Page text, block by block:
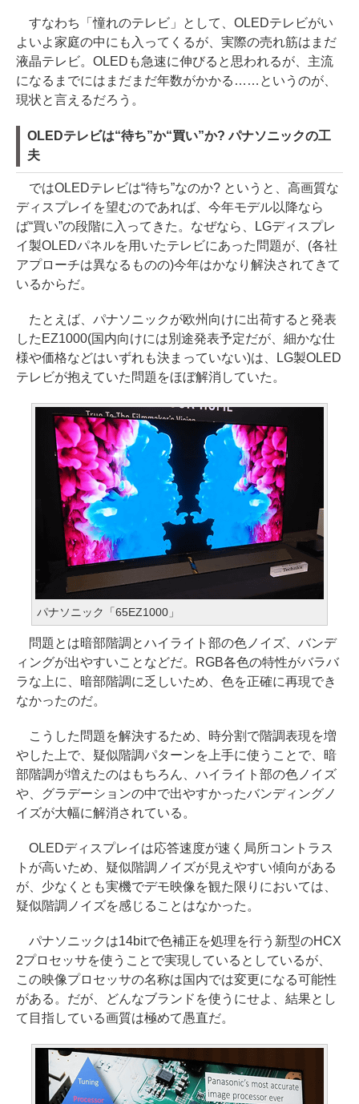
すなわち「憧れのテレビ」として、OLEDテレビがい
よいよ家庭の中にも入ってくるが、実際の売れ筋はまだ
液晶テレビ。OLEDも急速に伸びると思われるが、主流
になるまでにはまだまだ年数がかかる……というのが、
現状と言えるだろう。
OLEDテレビは“待ち”か“買い”か? パナソニックの工
夫
ではOLEDテレビは“待ち”なのか? というと、高画質な
ディスプレイを望むのであれば、今年モデル以降なら
ば“買い”の段階に入ってきた。なぜなら、LGディスプレ
イ製OLEDパネルを用いたテレビにあった問題が、(各社
アプローチは異なるものの)今年はかなり解決されてきて
いるからだ。
たとえば、パナソニックが欧州向けに出荷すると発表
したEZ1000(国内向けには別途発表予定だが、細かな仕
様や価格などはいずれも決まっていない)は、LG製OLED
テレビが抱えていた問題をほぼ解消していた。
パナソニック「65EZ1000」
問題とは暗部階調とハイライト部の色ノイズ、バンデ
ィングが出やすいことなどだ。RGB各色の特性がバラバ
ラな上に、暗部階調に乏しいため、色を正確に再現でき
なかったのだ。
こうした問題を解決するため、時分割で階調表現を増
やした上で、疑似階調パターンを上手に使うことで、暗
部階調が増えたのはもちろん、ハイライト部の色ノイズ
や、グラデーションの中で出やすかったバンディングノ
イズが大幅に解消されている。
OLEDディスプレイは応答速度が速く局所コントラス
トが高いため、疑似階調ノイズが見えやすい傾向がある
が、少なくとも実機でデモ映像を観た限りにおいては、
疑似階調ノイズを感じることはなかった。
パナソニックは14bitで色補正を処理を行う新型のHCX
2プロセッサを使うことで実現しているとしているが、
この映像プロセッサの名称は国内では変更になる可能性
がある。だが、どんなブランドを使うにせよ、結果とし
て目指している画質は極めて愚直だ。